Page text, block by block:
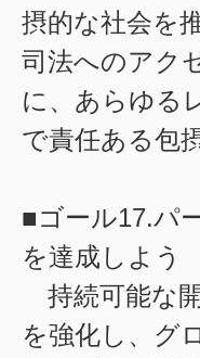
摂的な社会を
司法へのアク
に、あらゆる
で責任ある包
■ゴール17.パ
を達成しよう
持続可能な
を強化し、グ